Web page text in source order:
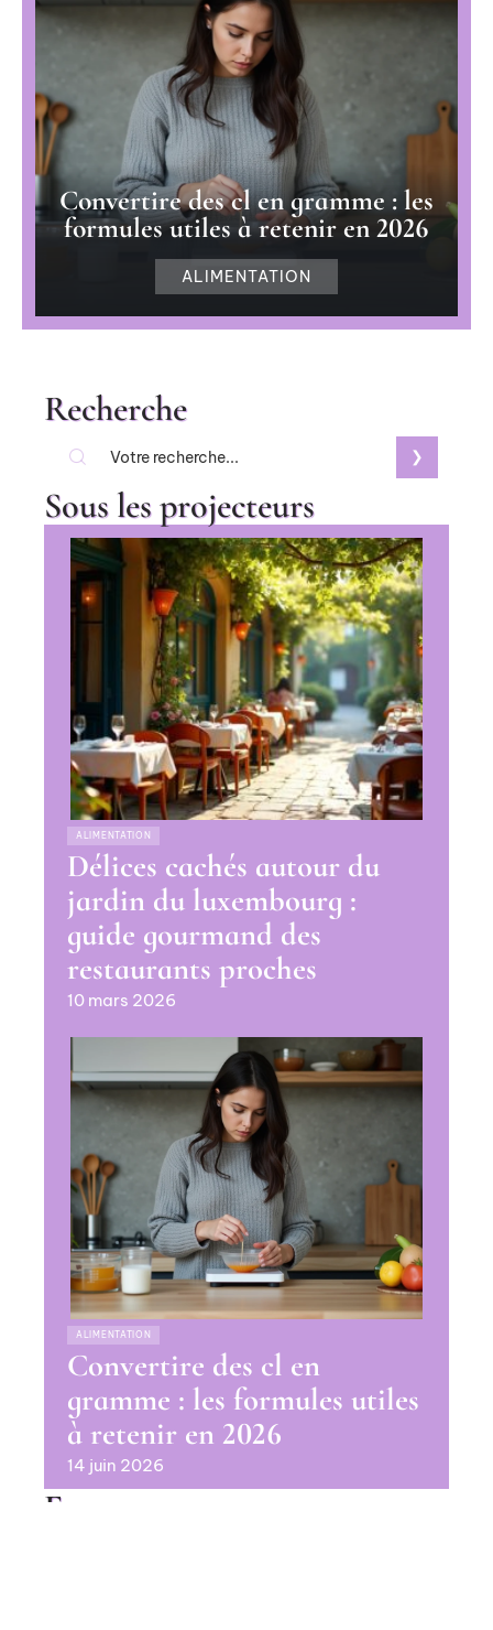
Convertire des cl en gramme : les
formules utiles à retenir en 2026
ALIMENTATION
Recherche
Sous les projecteurs
ALIMENTATION
Délices cachés autour du
jardin du luxembourg :
guide gourmand des
restaurants proches
10 mars 2026
ALIMENTATION
Convertire des cl en
gramme : les formules utiles
à retenir en 2026
14 juin 2026
En vogue